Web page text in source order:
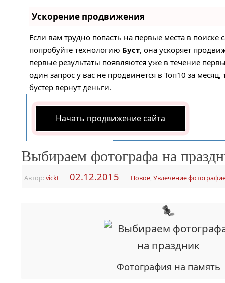
Ускорение продвижения
Если вам трудно попасть на первые места в поиске
попробуйте технологию Буст, она ускоряет
первые результаты появляются уже в течение
один запрос у вас не продвинется в Топ10 за месяц,
бустер вернут деньги.
Начать продвижение сайта
Выбираем фотографа на
Автор:vickt | 02.12.2015 | Новое, Увлечение
Фотография на память